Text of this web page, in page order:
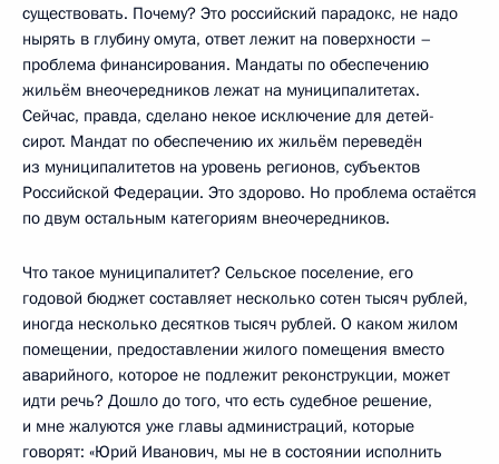
существовать. Почему? Это российский парадокс, не надо
нырять в глубину омута, ответ лежит на поверхности –
проблема финансирования. Мандаты по обеспечению
жильём внеочередников лежат на муниципалитетах.
Сейчас, правда, сделано некое исключение для детей-
сирот. Мандат по обеспечению их жильём переведён
из муниципалитетов на уровень регионов, субъектов
Российской Федерации. Это здорово. Но проблема остаётся
по двум остальным категориям внеочередников.
Что такое муниципалитет? Сельское поселение, его
годовой бюджет составляет несколько сотен тысяч рублей,
иногда несколько десятков тысяч рублей. О каком жилом
помещении, предоставлении жилого помещения вместо
аварийного, которое не подлежит реконструкции, может
идти речь? Дошло до того, что есть судебное решение,
и мне жалуются уже главы администраций, которые
говорят: «Юрий Иванович, мы не в состоянии исполнить